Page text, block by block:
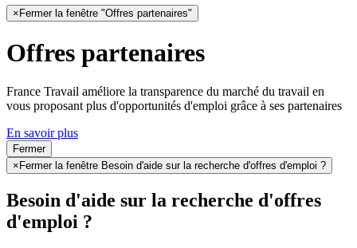
×Fermer la fenêtre "Offres partenaires"
Offres partenaires
France Travail améliore la transparence du marché du travail en
vous proposant plus d'opportunités d'emploi grâce à ses partenaires
En savoir plus
Fermer
× Fermer la fenêtre Besoin d'aide sur la recherche d'offres d'emploi ?
Besoin d'aide sur la recherche d'offres
d'emploi ?